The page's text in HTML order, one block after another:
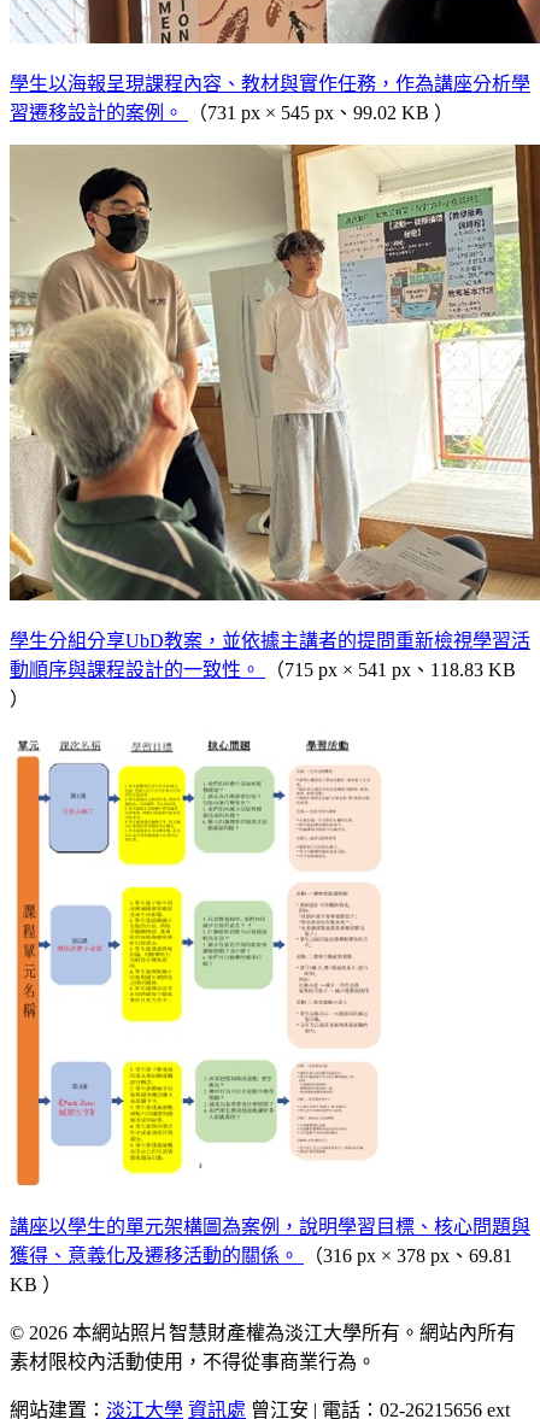
學生以海報呈現課程內容、教材與實作任務，作為講座分析學
習遷移設計的案例。
（731 px × 545 px、99.02 KB ）
學生分組分享UbD教案，並依據主講者的提問重新檢視學習活
動順序與課程設計的一致性。
（715 px × 541 px、118.83 KB
）
講座以學生的單元架構圖為案例，說明學習目標、核心問題與
獲得、意義化及遷移活動的關係。
（316 px × 378 px、69.81
KB ）
© 2026 本網站照片智慧財產權為淡江大學所有。網站內所有
素材限校內活動使用，不得從事商業行為。
網站建置： 淡江大學 資訊處 曾江安 | 電話：02-26215656 ext